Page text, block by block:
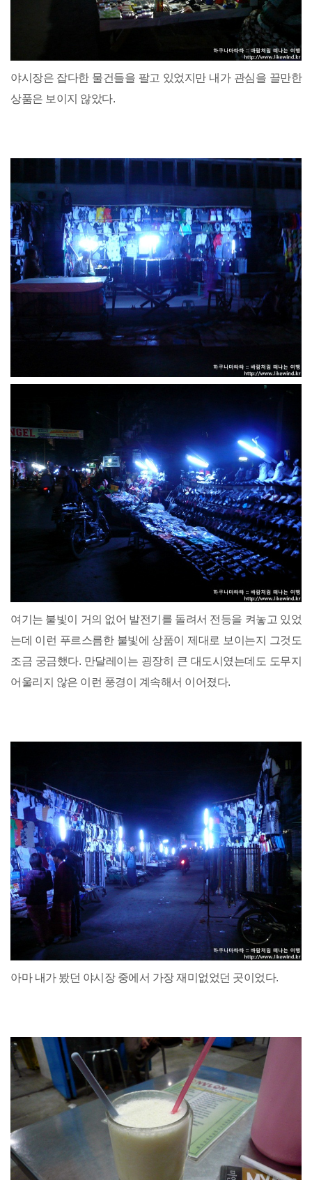
야시장은 잡다한 물건들을 팔고 있었지만 내가 관심을 끌만한
상품은 보이지 않았다.
여기는 불빛이 거의 없어 발전기를 돌려서 전등을 켜놓고 있었
는데 이런 푸르스름한 불빛에 상품이 제대로 보이는지 그것도
조금 궁금했다. 만달레이는 굉장히 큰 대도시였는데도 도무지
어울리지 않은 이런 풍경이 계속해서 이어졌다.
아마 내가 봤던 야시장 중에서 가장 재미없었던 곳이었다.